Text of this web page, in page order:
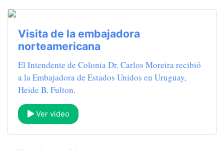
Visita de la embajadora
norteamericana
El Intendente de Colonia Dr. Carlos Moreira recibió
a la Embajadora de Estados Unidos en Uruguay,
Heide B. Fulton.
Ver video